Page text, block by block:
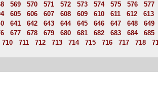
569 570 571 572 573 574 575 576
577
605 606 607 608 609 610 611 612
613
641 642 643 644 645 646 647 648
649
677 678 679 680 681 682 683 684
685
710 711 712 713 714 715 716 717 718